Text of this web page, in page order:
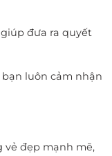
đưa ra quyết
luôn cảm nhận
vẻ đẹp mạnh mẽ,